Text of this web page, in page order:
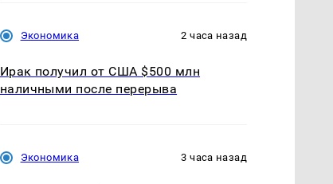
Экономика 2 часа назад
Ирак получил от США $500 млн
наличными после перерыва
Экономика 3 часа назад